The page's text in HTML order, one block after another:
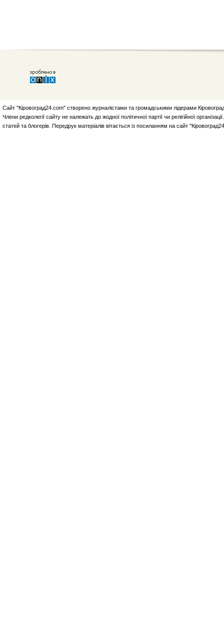
Сайт "Кіровоград24.com" створено журналістами та громадськими лідерами
Члени редколегії сайту не належать до жодної політичної партії чи релігійної
статей та блогерів. Передрук матеріалів вітається із посиланням на сайт